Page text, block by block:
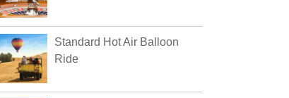
Standard Hot Air Balloon
Ride